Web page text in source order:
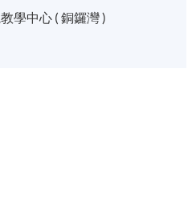
學中心 ( 銅鑼灣 )